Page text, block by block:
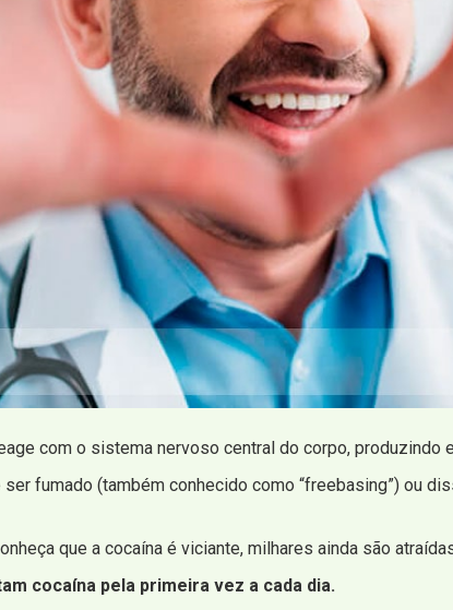
com o sistema nervoso central do corpo, produzindo
fumado (também conhecido como “freebasing”) ou
que a cocaína é viciante, milhares ainda são
cocaína pela primeira vez a cada dia.